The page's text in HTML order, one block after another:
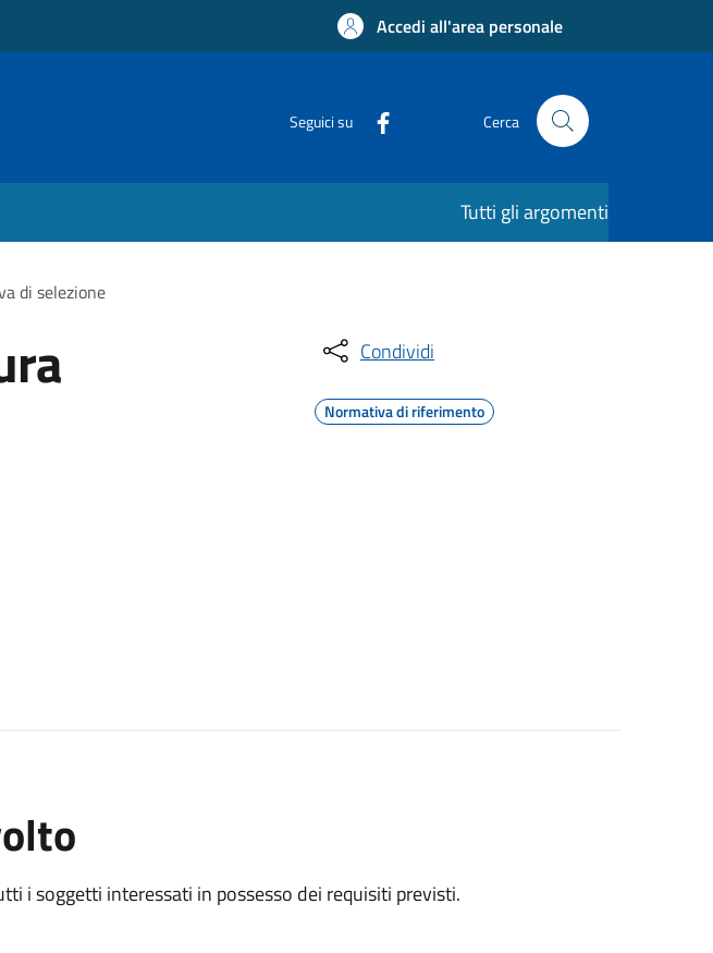
Accedi all'area personale
Seguici su Cerca
Tutti gli argomenti
di selezione
Condividi
Normativa di riferimento
i soggetti interessati in possesso dei requisiti previsti.